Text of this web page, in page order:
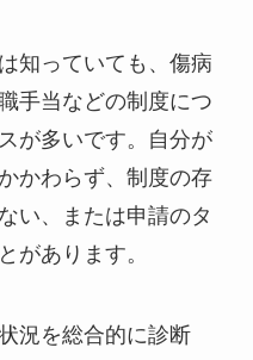
知っていても、傷病
手当などの制度につ
が多いです。自分が
かわらず、制度の存
い、または申請のタ
があります。
況を総合的に診断